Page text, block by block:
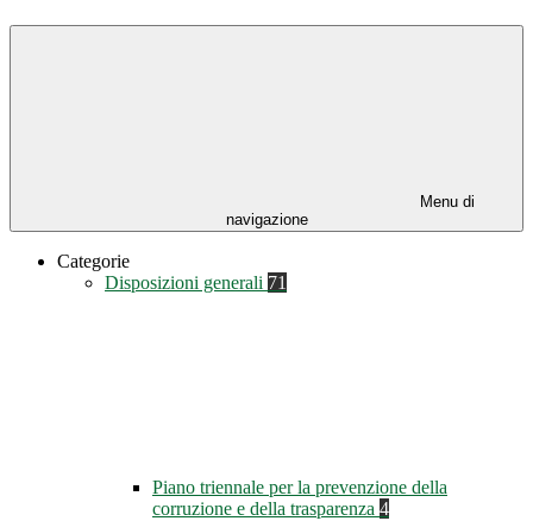
Menu di
navigazione
Categorie
Disposizioni generali 71
Piano triennale per la prevenzione della
corruzione e della trasparenza 4